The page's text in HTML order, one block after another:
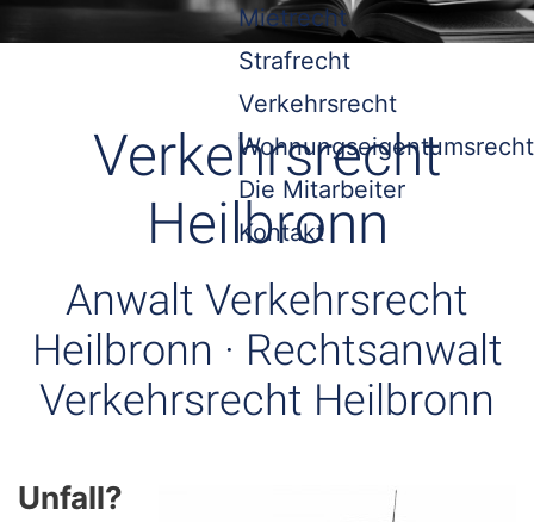
Mietrecht
Strafrecht
Verkehrsrecht
Wohnungseigentumsrecht
Die Mitarbeiter
Kontakt
Verkehrsrecht
Heilbronn
Anwalt Verkehrsrecht
Heilbronn · Rechtsanwalt
Verkehrsrecht Heilbronn
Unfall?